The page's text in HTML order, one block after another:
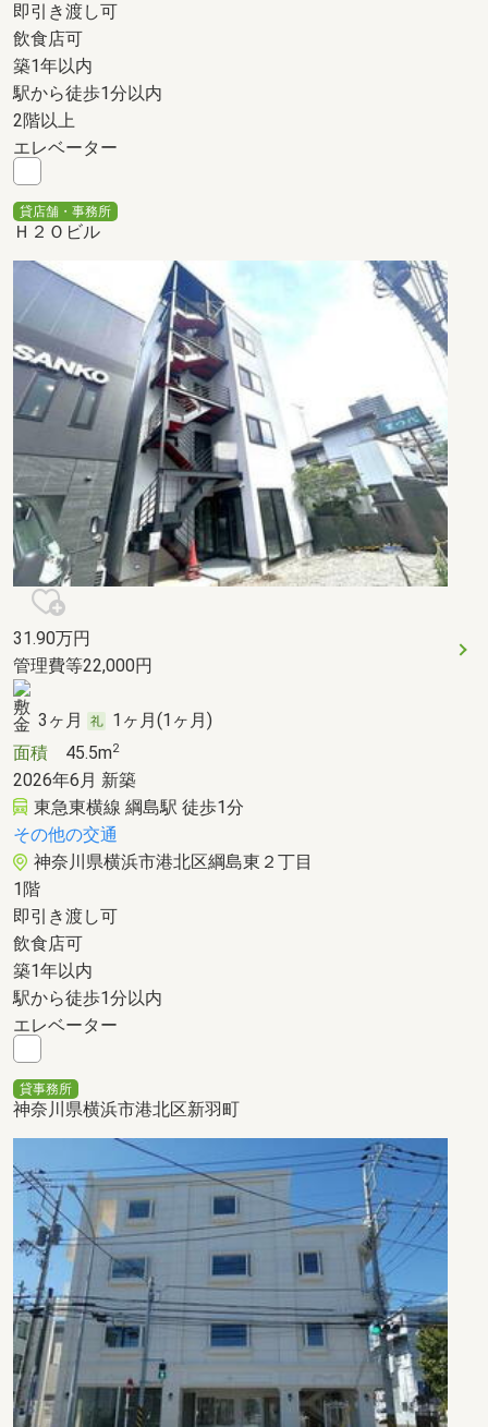
即引き渡し可
飲食店可
築1年以内
駅から徒歩1分以内
2階以上
エレベーター
貸店舗・事務所
Ｈ２Ｏビル
31.90万円
管理費等22,000円
3ヶ月
1ヶ月(1ヶ月)
面積 45.5m2
2026年6月 新築
東急東横線 綱島駅 徒歩1分
その他の交通
神奈川県横浜市港北区綱島東２丁目
1階
即引き渡し可
飲食店可
築1年以内
駅から徒歩1分以内
エレベーター
貸事務所
神奈川県横浜市港北区新羽町